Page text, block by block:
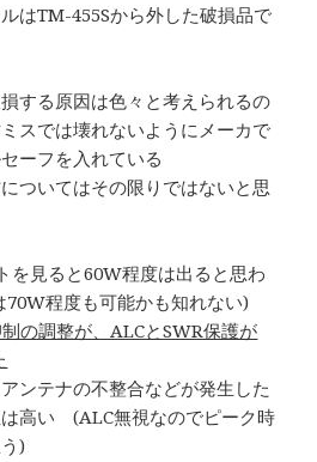
はTM-455Sから外した破損品で
する原因は色々と考えられるの
スでは壊れないようにメーカで
ーフを入れている
ついてはその限りではないと思
を見ると60W程度は出ると思わ
70W程度も可能かも知れない)
の調整が、ALCとSWR保護が
ンテナの不整合などが発生した
高い (ALC無視なのでピーク時
)